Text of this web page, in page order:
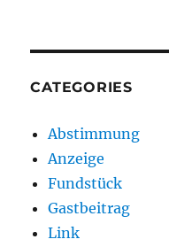
CATEGORIES
Abstimmung
Anzeige
Fundstück
Gastbeitrag
Link